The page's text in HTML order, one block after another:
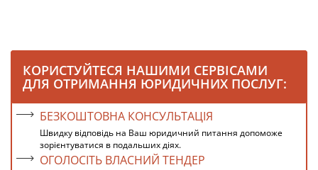
КОРИСТУЙТЕСЯ НАШИМИ СЕРВІСАМИ
ДЛЯ ОТРИМАННЯ ЮРИДИЧНИХ ПОСЛУГ:
БЕЗКОШТОВНА КОНСУЛЬТАЦІЯ
Швидку відповідь на Ваш юридичний питання допоможе
зорієнтуватися в подальших діях.
ОГОЛОСІТЬ ВЛАСНИЙ ТЕНДЕР